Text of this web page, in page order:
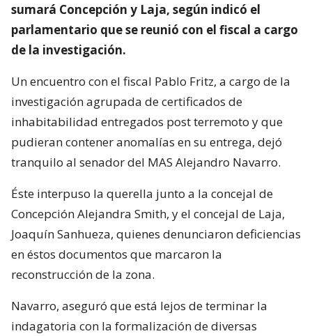
sumará Concepción y Laja, según indicó el
parlamentario que se reunió con el fiscal a cargo
de la investigación.
Un encuentro con el fiscal Pablo Fritz, a cargo de la
investigación agrupada de certificados de
inhabitabilidad entregados post terremoto y que
pudieran contener anomalías en su entrega, dejó
tranquilo al senador del MAS Alejandro Navarro.
Éste interpuso la querella junto a la concejal de
Concepción Alejandra Smith, y el concejal de Laja,
Joaquín Sanhueza, quienes denunciaron deficiencias
en éstos documentos que marcaron la
reconstrucción de la zona.
Navarro, aseguró que está lejos de terminar la
indagatoria con la formalización de diversas